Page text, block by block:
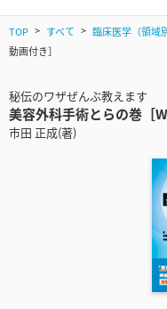
TOP すべて 臨床医学（領域
動画付き］
秘伝のワザぜんぶ教えます
美容外科手術とらの巻［
市田 正成(著)